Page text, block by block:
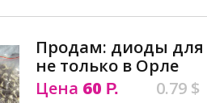
Продам: диоды
не только в Орле
Цена 60 Р.
0.79 $